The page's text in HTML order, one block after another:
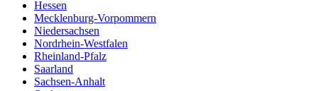
Hessen
Mecklenburg-Vorpommern
Niedersachsen
Nordrhein-Westfalen
Rheinland-Pfalz
Saarland
Sachsen-Anhalt